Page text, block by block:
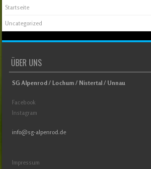
Startseite
Uncategorized
ÜBER UNS
SG Alpenrod / Lochum / Nistertal / Unnau
Facebook
Instagram
info@sg-alpenrod.de
Impressum